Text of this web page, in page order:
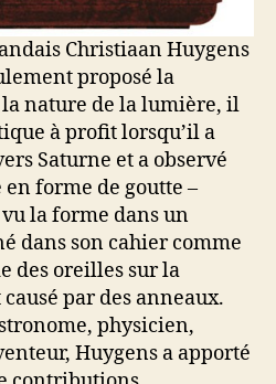
Christiaan Huygens
proposé la
nature de la lumière, il
à profit lorsqu’il a
Saturne et a observé
forme de goutte –
la forme dans un
dans son cahier comme
des oreilles sur la
par des anneaux.
physicien,
Huygens a apporté